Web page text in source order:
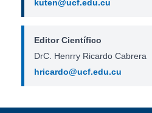
kuten@ucf.edu.cu
Editor Científico
DrC. Henrry Ricardo Cabrera
hricardo@ucf.edu.cu